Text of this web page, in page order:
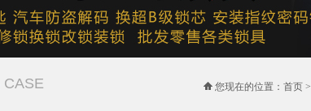
CASE 您现在的位置： 首页>